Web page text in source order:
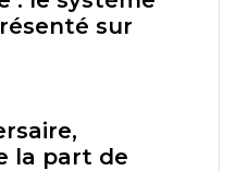
sur
la part de